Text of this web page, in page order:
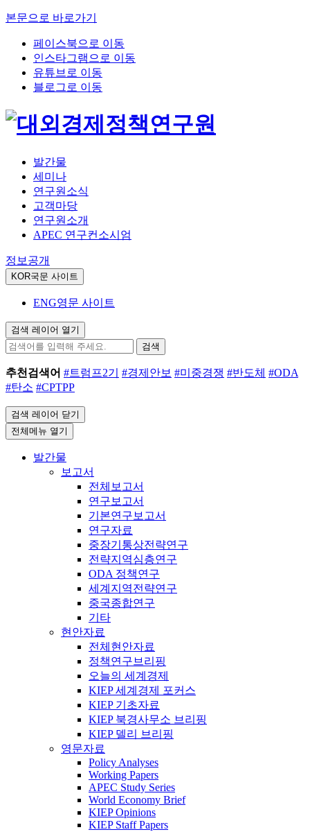
본문으로 바로가기
페이스북으로 이동
인스타그램으로 이동
유튜브로 이동
블로그로 이동
발간물
세미나
연구원소식
고객마당
연구원소개
APEC 연구컨소시엄
정보공개
KOR국문 사이트
ENG영문 사이트
검색 레이어 열기
검색
추천검색어 #트럼프2기 #경제안보 #미중경쟁 #반도체 #ODA
#탄소 #CPTPP
검색 레이어 닫기
전체메뉴 열기
발간물
보고서
전체보고서
연구보고서
기본연구보고서
연구자료
중장기통상전략연구
전략지역심층연구
ODA 정책연구
세계지역전략연구
중국종합연구
기타
현안자료
전체현안자료
정책연구브리핑
오늘의 세계경제
KIEP 세계경제 포커스
KIEP 기초자료
KIEP 북경사무소 브리핑
KIEP 델리 브리핑
영문자료
Policy Analyses
Working Papers
APEC Study Series
World Economy Brief
KIEP Opinions
KIEP Staff Papers